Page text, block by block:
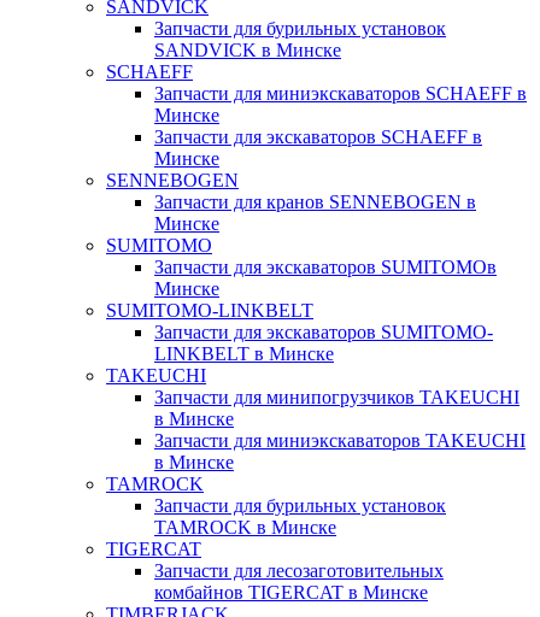
SANDVICK
Запчасти для бурильных установок
SANDVICK в Минске
SCHAEFF
Запчасти для миниэкскаваторов SCHAEFF в
Минске
Запчасти для экскаваторов SCHAEFF в
Минске
SENNEBOGEN
Запчасти для кранов SENNEBOGEN в
Минске
SUMITOMO
Запчасти для экскаваторов SUMITOMOв
Минске
SUMITOMO-LINKBELT
Запчасти для экскаваторов SUMITOMO-
LINKBELT в Минске
TAKEUCHI
Запчасти для минипогрузчиков TAKEUCHI
в Минске
Запчасти для миниэкскаваторов TAKEUCHI
в Минске
TAMROCK
Запчасти для бурильных установок
TAMROCK в Минске
TIGERCAT
Запчасти для лесозаготовительных
комбайнов TIGERCAT в Минске